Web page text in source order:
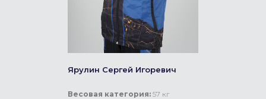
Ярулин Сергей Игоревич
Весовая категория: 57 кг